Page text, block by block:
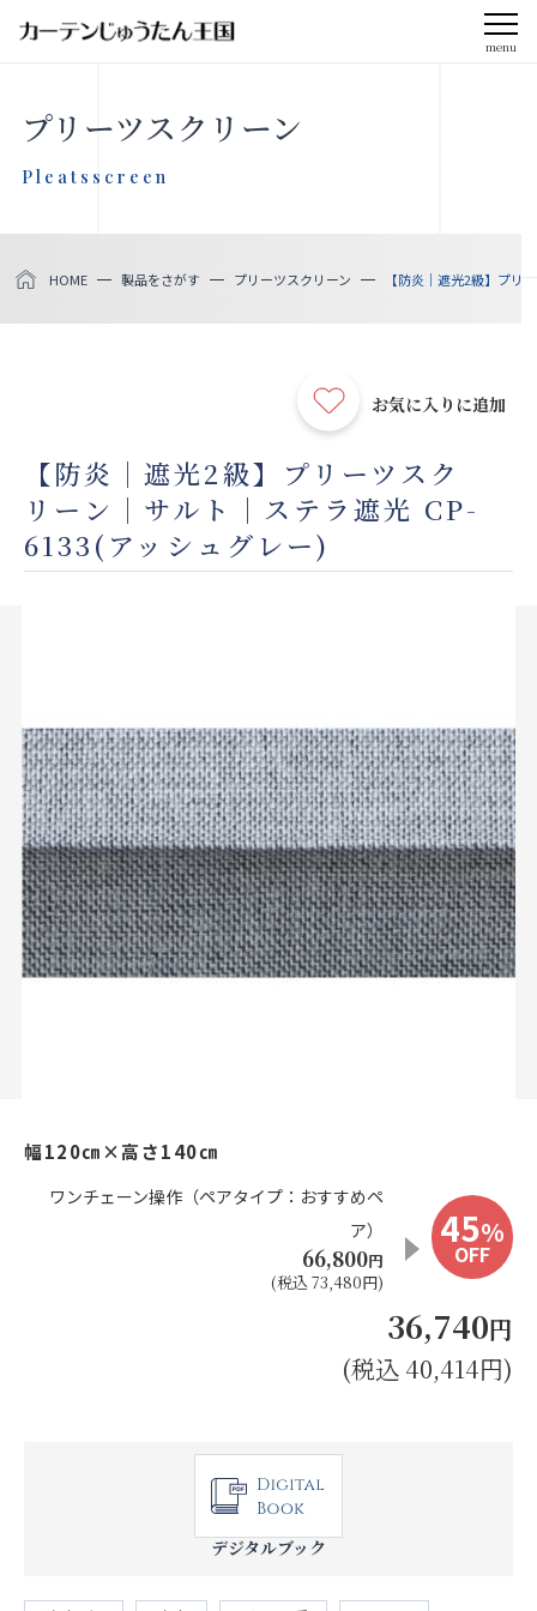
menu
会社案内
お知らせ
製品をさがす
店舗をさがす
お役立ち情報
FAQ
お問い合わせ
お気に入りリスト
法人のお客様へ
プリーツスクリーン
Pleatsscreen
HOME 製品をさがす プリーツスクリーン 【防炎｜遮光2級】プリ
お気に入りに追加
【防炎｜遮光2級】プリーツスク
リーン｜サルト｜ステラ遮光 CP-
6133(アッシュグレー)
幅120㎝×高さ140㎝
ワンチェーン操作（ペアタイプ：おすすめペ
ア）
66,800円
(税込 73,480円)
45%
OFF
36,740円
(税込 40,414円)
デジタルブック